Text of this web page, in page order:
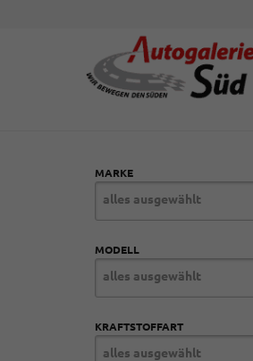
MARKE
alles ausgewählt
MODELL
alles ausgewählt
KRAFTSTOFFART
alles ausgewählt